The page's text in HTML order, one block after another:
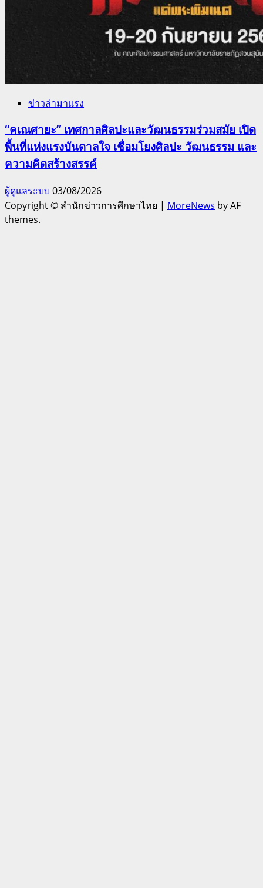
ข่าวล่ามาแรง
“คเณศายะ” เทศกาลศิลปะและวัฒนธรรมร่วมสมัย เปิด
พื้นที่แห่งแรงบันดาลใจ เชื่อมโยงศิลปะ วัฒนธรรม และ
ความคิดสร้างสรรค์
ผู้ดูแลระบบ 03/08/2026
Copyright © สำนักข่าวการศึกษาไทย | MoreNews by AF
themes.